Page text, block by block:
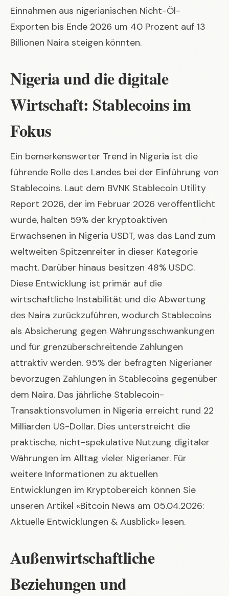
Einnahmen aus nigerianischen Nicht-Öl-
Exporten bis Ende 2026 um 40 Prozent auf 13
Billionen Naira steigen könnten.
Nigeria und die digitale
Wirtschaft: Stablecoins im
Fokus
Ein bemerkenswerter Trend in Nigeria ist die
führende Rolle des Landes bei der Einführung von
Stablecoins. Laut dem BVNK Stablecoin Utility
Report 2026, der im Februar 2026 veröffentlicht
wurde, halten 59% der kryptoaktiven
Erwachsenen in Nigeria USDT, was das Land zum
weltweiten Spitzenreiter in dieser Kategorie
macht. Darüber hinaus besitzen 48% USDC.
Diese Entwicklung ist primär auf die
wirtschaftliche Instabilität und die Abwertung
des Naira zurückzuführen, wodurch Stablecoins
als Absicherung gegen Währungsschwankungen
und für grenzüberschreitende Zahlungen
attraktiv werden. 95% der befragten Nigerianer
bevorzugen Zahlungen in Stablecoins gegenüber
dem Naira. Das jährliche Stablecoin-
Transaktionsvolumen in Nigeria erreicht rund 22
Milliarden US-Dollar. Dies unterstreicht die
praktische, nicht-spekulative Nutzung digitaler
Währungen im Alltag vieler Nigerianer. Für
weitere Informationen zu aktuellen
Entwicklungen im Kryptobereich können Sie
unseren Artikel «Bitcoin News am 05.04.2026:
Aktuelle Entwicklungen & Ausblick» lesen.
Außenwirtschaftliche
Beziehungen und